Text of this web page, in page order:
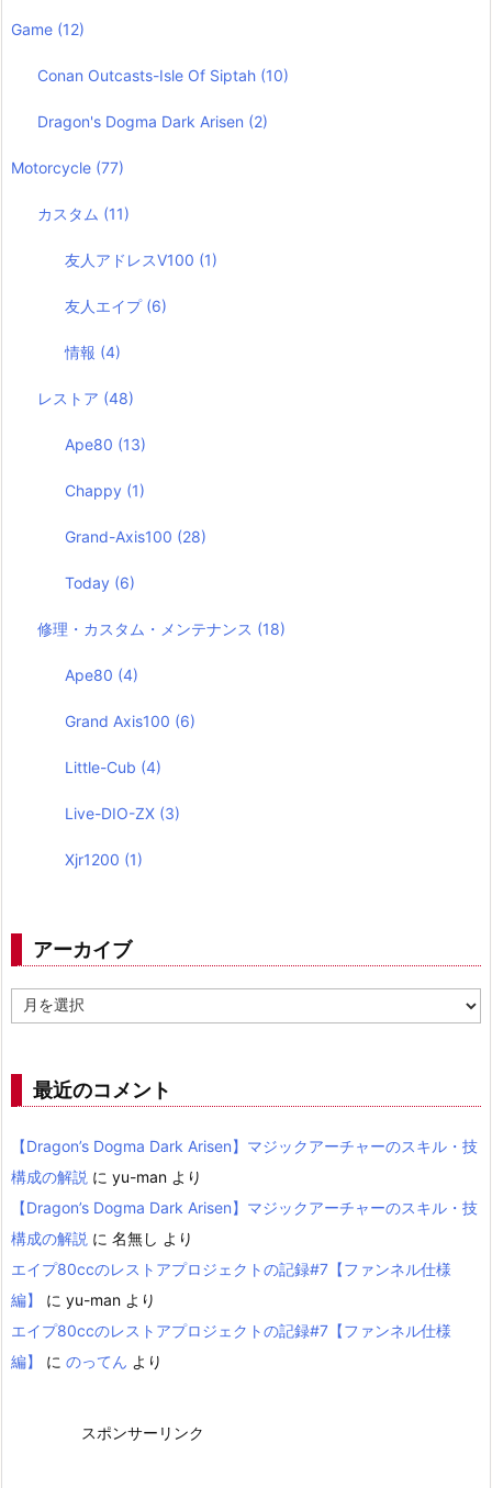
Game (12)
Conan Outcasts-Isle Of Siptah (10)
Dragon's Dogma Dark Arisen (2)
Motorcycle (77)
カスタム (11)
友人アドレスV100 (1)
友人エイプ (6)
情報 (4)
レストア (48)
Ape80 (13)
Chappy (1)
Grand-Axis100 (28)
Today (6)
修理・カスタム・メンテナンス (18)
Ape80 (4)
Grand Axis100 (6)
Little-Cub (4)
Live-DIO-ZX (3)
Xjr1200 (1)
アーカイブ
ー
ブ 最近のコメント
【Dragon’s Dogma Dark Arisen】マジックアーチャーのスキル・技
構成の解説 に yu-man より
【Dragon’s Dogma Dark Arisen】マジックアーチャーのスキル・技
構成の解説 に 名無し より
エイプ80ccのレストアプロジェクトの記録#7【ファンネル仕様
編】
に yu-man より
エイプ80ccのレストアプロジェクトの記録#7【ファンネル仕様
編】
に のってん より
スポンサーリンク